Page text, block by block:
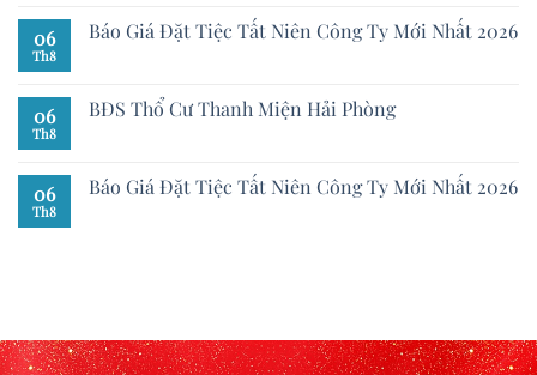
06
Th8
Báo Giá Đặt Tiệc Tất Niên Công Ty Mới Nhất 2026
06
Th8
BĐS Thổ Cư Thanh Miện Hải Phòng
06
Th8
Báo Giá Đặt Tiệc Tất Niên Công Ty Mới Nhất 2026